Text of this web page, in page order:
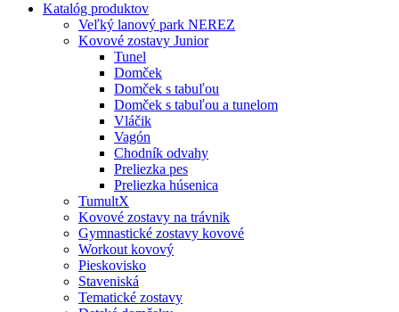
Katalóg produktov
Veľký lanový park NEREZ
Kovové zostavy Junior
Tunel
Domček
Domček s tabuľou
Domček s tabuľou a tunelom
Vláčik
Vagón
Chodník odvahy
Preliezka pes
Preliezka húsenica
TumultX
Kovové zostavy na trávnik
Gymnastické zostavy kovové
Workout kovový
Pieskovisko
Staveniská
Tematické zostavy